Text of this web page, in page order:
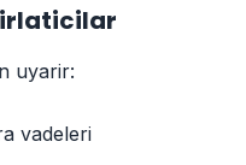
uyarir:
vadeleri